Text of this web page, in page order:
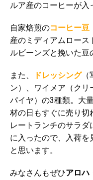
ルア産のコーヒーが入
自家焙煎のコーヒー豆
産のミディアムロース
ルビーンズと挽いた豆
また、 ドレッシング（
ン）、ワイメア（ク
パイヤ）の3種類。大
材の日もすぐに売り切
レートランチのサラ
に入ったので、入荷を
と思います。
みなさんもぜひアロハ